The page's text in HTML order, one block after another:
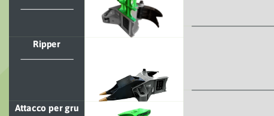
Ripper
Attacco per gru